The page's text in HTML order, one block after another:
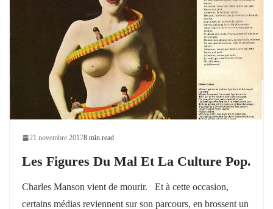
21 novembre 20178 min read
Les Figures Du Mal Et La Culture Pop.
Charles Manson vient de mourir. Et à cette occasion,
certains médias reviennent sur son parcours, en brossent un